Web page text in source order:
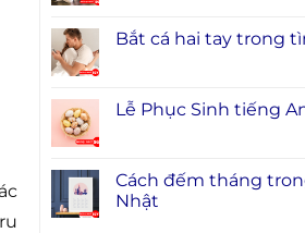
Bắt cá hai tay trong
Lễ Phục Sinh tiếng
Cách đếm tháng
Nhật